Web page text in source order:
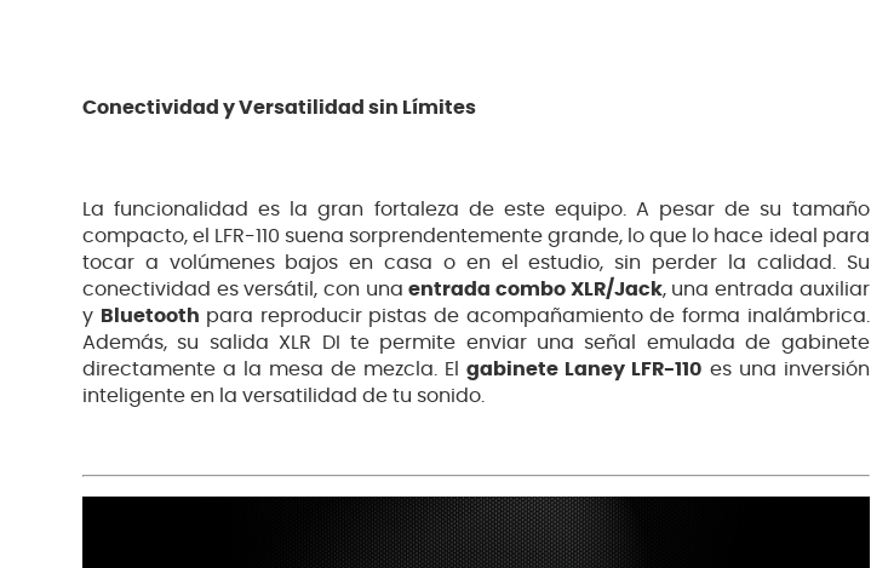
Conectividad y Versatilidad sin Límites
La funcionalidad es la gran fortaleza de este equipo. A pesar de su tamaño
compacto, el LFR-110 suena sorprendentemente grande, lo que lo hace ideal para
tocar a volúmenes bajos en casa o en el estudio, sin perder la calidad. Su
conectividad es versátil, con unaentrada combo XLR/Jack, una entrada auxiliar
y Bluetooth para reproducir pistas de acompañamiento de forma inalámbrica.
Además, su salida XLR DI te permite enviar una señal emulada de gabinete
directamente a la mesa de mezcla. Elgabinete Laney LFR-110 es una inversión
inteligente en la versatilidad de tu sonido.